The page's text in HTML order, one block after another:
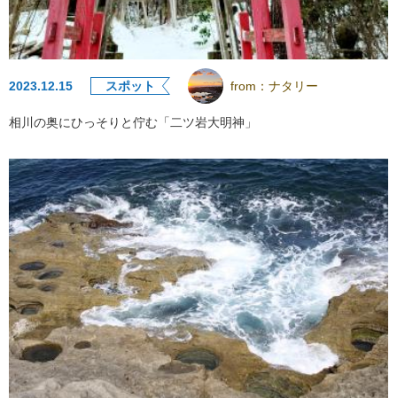
2023.12.15 スポット from： ナタリー
相川の奥にひっそりと佇む「二ツ岩大明神」